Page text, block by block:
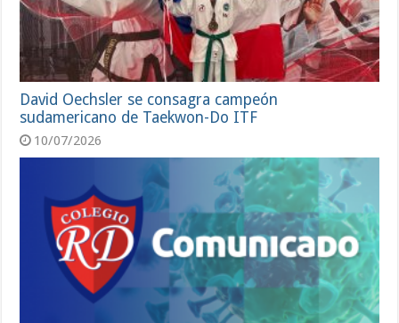
David Oechsler se consagra campeón
sudamericano de Taekwon-Do ITF
10/07/2026